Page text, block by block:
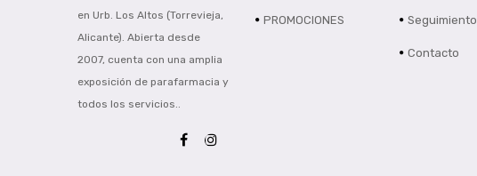
en Urb. Los Altos (Torrevieja,
Alicante). Abierta desde
2007, cuenta con una amplia
exposición de parafarmacia y
todos los servicios..
PROMOCIONES Seguimiento
Contacto